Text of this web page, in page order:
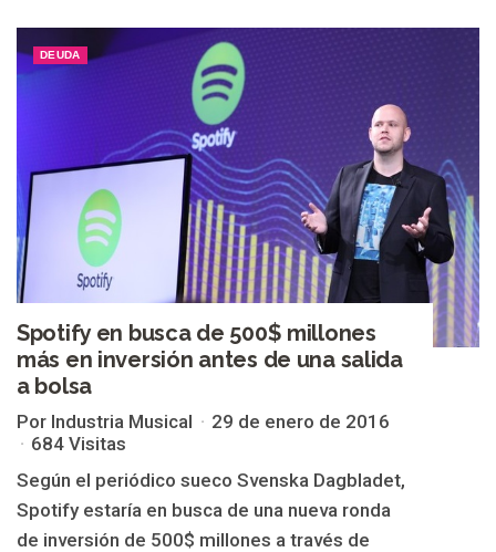
DEUDA
Spotify en busca de 500$ millones
más en inversión antes de una salida
a bolsa
Por Industria Musical
29 de enero de 2016
684 Visitas
Según el periódico sueco Svenska Dagbladet,
Spotify estaría en busca de una nueva ronda
de inversión de 500$ millones a través de